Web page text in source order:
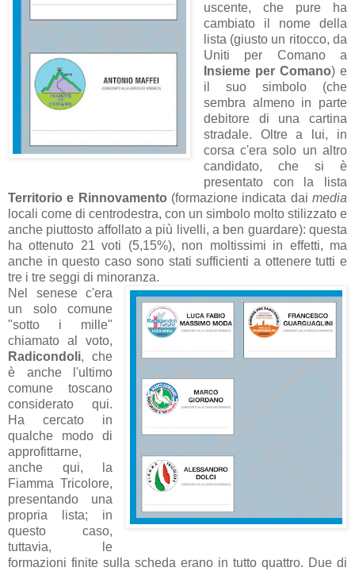
uscente, che pure ha
cambiato il nome della
lista (giusto un ritocco, da
Uniti per Comano a
Insieme per Comano) e
il suo simbolo (che
sembra almeno in parte
debitore di una cartina
stradale. Oltre a lui, in
corsa c'era solo un altro
candidato, che si è
presentato con la lista
Territorio e Rinnovamento (formazione indicata daimedia
locali come di centrodestra, con un simbolo molto stilizzato e
anche piuttosto affollato a più livelli, a ben guardare): questa
ha ottenuto 21 voti (5,15%), non moltissimi in effetti, ma
anche in questo caso sono stati sufficienti a ottenere tutti e
tre i tre seggi di minoranza.
Nel senese c'era
un solo comune
"sotto i mille"
chiamato al voto,
Radicondoli, che
è anche l'ultimo
comune toscano
considerato qui.
Ha cercato in
qualche modo di
approfittarne,
anche qui, la
Fiamma Tricolore,
presentando una
propria lista; in
questo caso,
tuttavia, le
formazioni finite sulla scheda erano in tutto quattro. Due di